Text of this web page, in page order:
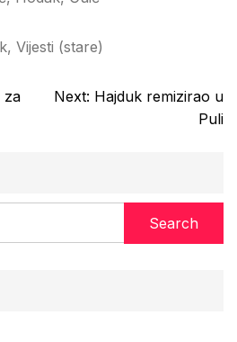
, Vijesti (stare)
za
Next: Hajduk remizirao u
Puli